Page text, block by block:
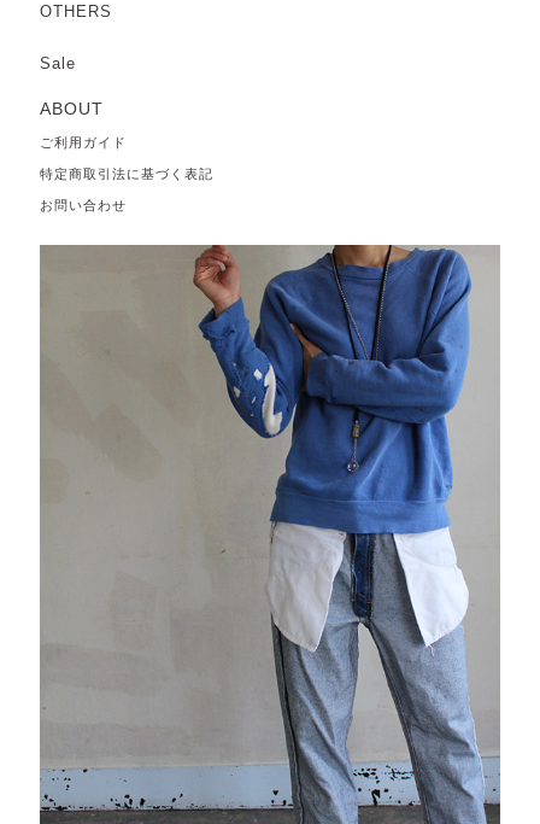
OTHERS
Sale
ABOUT
ご利用ガイド
特定商取引法に基づく表記
お問い合わせ